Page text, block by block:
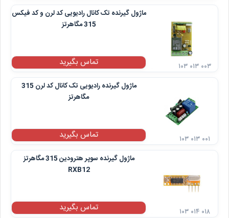
ماژول گیرنده تک کانال رادیویی کد لرن و کد فیکس
315 مگاهرتز
تماس بگیرید
۱۰۳ ۰۱۳ ۰۰۳
ماژول گیرنده رادیویی تک کانال کد لرن 315
مگاهرتز
تماس بگیرید
۱۰۳ ۰۱۳ ۰۰۱
ماژول گیرنده سوپر هترودین 315 مگاهرتز
RXB12
تماس بگیرید ۱۰۳ ۰۱۴ ۰۱۸